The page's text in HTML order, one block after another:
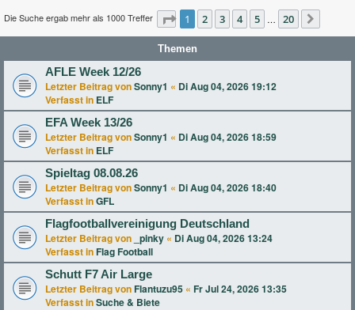
Die Suche ergab mehr als 1000 Treffer Seite1 von 20
1 2 3 4 5 … 20
Themen
AFLE Week 12/26
Letzter Beitrag vonSonny1 « Di Aug 04, 2026 19:12
Verfasst in ELF
EFA Week 13/26
Letzter Beitrag vonSonny1 « Di Aug 04, 2026 18:59
Verfasst in ELF
Spieltag 08.08.26
Letzter Beitrag vonSonny1 « Di Aug 04, 2026 18:40
Verfasst inGFL
Flagfootballvereinigung Deutschland
Letzter Beitrag von _pinky « Di Aug 04, 2026 13:24
Verfasst in Flag Football
Schutt F7 Air Large
Letzter Beitrag von Flantuzu95 « Fr Jul 24, 2026 13:35
Verfasst inSuche & Biete